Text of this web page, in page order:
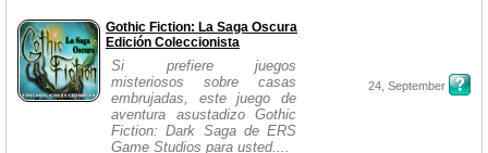
Gothic Fiction: La Saga Oscura
Edición Coleccionista
Si prefiere juegos
misteriosos sobre casas
embrujadas, este juego de
aventura asustadizo Gothic
Fiction: Dark Saga de ERS
Game Studios para usted....
24, September